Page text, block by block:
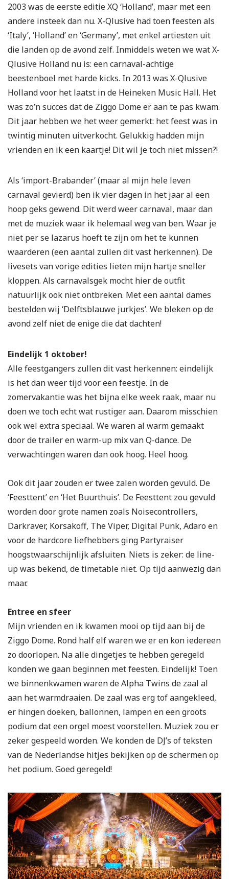
2003 was de eerste editie XQ ‘Holland’, maar met een
andere insteek dan nu. X-Qlusive had toen feesten als
‘Italy’, ‘Holland’ en ‘Germany’, met enkel artiesten uit
die landen op de avond zelf. Inmiddels weten we wat X-
Qlusive Holland nu is: een carnaval-achtige
beestenboel met harde kicks. In 2013 was X-Qlusive
Holland voor het laatst in de Heineken Music Hall. Het
was zo’n succes dat de Ziggo Dome er aan te pas kwam.
Dit jaar hebben we het weer gemerkt: het feest was in
twintig minuten uitverkocht. Gelukkig hadden mijn
vrienden en ik een kaartje! Dit wil je toch niet missen?!
Als ‘import-Brabander’ (maar al mijn hele leven
carnaval gevierd) ben ik vier dagen in het jaar al een
hoop geks gewend. Dit werd weer carnaval, maar dan
met de muziek waar ik helemaal weg van ben. Waar je
niet per se lazarus hoeft te zijn om het te kunnen
waarderen (een aantal zullen dit vast herkennen). De
livesets van vorige edities lieten mijn hartje sneller
kloppen. Als carnavalsgek mocht hier de outfit
natuurlijk ook niet ontbreken. Met een aantal dames
bestelden wij ‘Delftsblauwe jurkjes’. We bleken op de
avond zelf niet de enige die dat dachten!
Eindelijk 1 oktober!
Alle feestgangers zullen dit vast herkennen: eindelijk
is het dan weer tijd voor een feestje. In de
zomervakantie was het bijna elke week raak, maar nu
doen we toch echt wat rustiger aan. Daarom misschien
ook wel extra speciaal. We waren al warm gemaakt
door de trailer en warm-up mix van Q-dance. De
verwachtingen waren dan ook hoog. Heel hoog.
Ook dit jaar zouden er twee zalen worden gevuld. De
‘Feesttent’ en ‘Het Buurthuis’. De Feesttent zou gevuld
worden door grote namen zoals Noisecontrollers,
Darkraver, Korsakoff, The Viper, Digital Punk, Adaro en
voor de hardcore liefhebbers ging Partyraiser
hoogstwaarschijnlijk afsluiten. Niets is zeker: de line-
up was bekend, de timetable niet. Op tijd aanwezig dan
maar.
Entree en sfeer
Mijn vrienden en ik kwamen mooi op tijd aan bij de
Ziggo Dome. Rond half elf waren we er en kon iedereen
zo doorlopen. Na alle dingetjes te hebben geregeld
konden we gaan beginnen met feesten. Eindelijk! Toen
we binnenkwamen waren de Alpha Twins de zaal al
aan het warmdraaien. De zaal was erg tof aangekleed,
er hingen doeken, ballonnen, lampen en een groots
podium dat een orgel moest voorstellen. Muziek zou er
zeker gespeeld worden. We konden de DJ’s of teksten
van de Nederlandse hitjes bekijken op de schermen op
het podium. Goed geregeld!